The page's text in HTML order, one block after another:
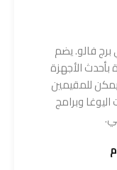
برج فالو. يضم
بأحدث الأجهزة
يمكن للمقيمين
وبرامج